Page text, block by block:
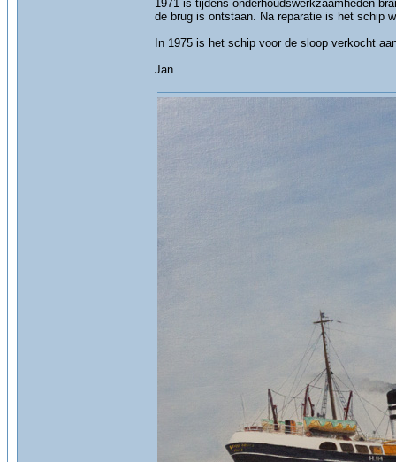
1971 is tijdens onderhoudswerkzaamheden
de brug is ontstaan. Na reparatie is het schip
In 1975 is het schip voor de sloop verkocht
Jan